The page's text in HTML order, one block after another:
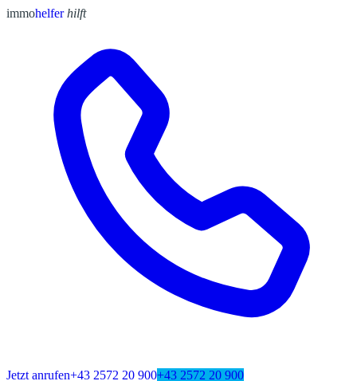
immohelfer hilft
Jetzt anrufen+43 2572 20 900+43 2572 20 900